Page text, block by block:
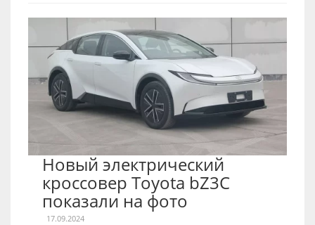
Новый электрический
кроссовер Toyota bZ3C
показали на фото
17.09.2024